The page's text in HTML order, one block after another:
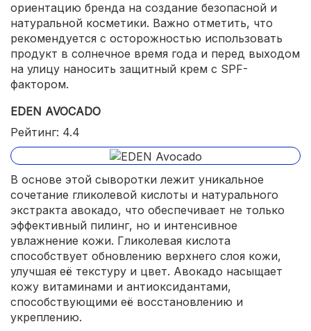
ориентацию бренда на создание безопасной и
натуральной косметики. Важно отметить, что
рекомендуется с осторожностью использовать
продукт в солнечное время года и перед выходом
на улицу наносить защитный крем с SPF-
фактором.
EDEN AVOCADO
Рейтинг: 4.4
В основе этой сыворотки лежит уникальное
сочетание гликолевой кислоты и натурального
экстракта авокадо, что обеспечивает не только
эффективный пилинг, но и интенсивное
увлажнение кожи. Гликолевая кислота
способствует обновлению верхнего слоя кожи,
улучшая её текстуру и цвет. Авокадо насыщает
кожу витаминами и антиоксидантами,
способствующими её восстановлению и
укреплению.